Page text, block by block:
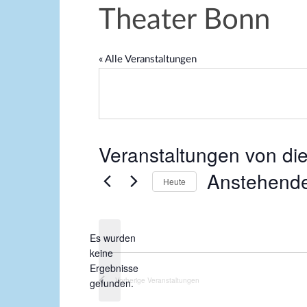
Theater Bonn
« Alle Veranstaltungen
Veranstaltungen von
H
i
Es wurden
keine
Ergebnisse
gefunden.
Heute
u
Vorherige Veranstaltungen